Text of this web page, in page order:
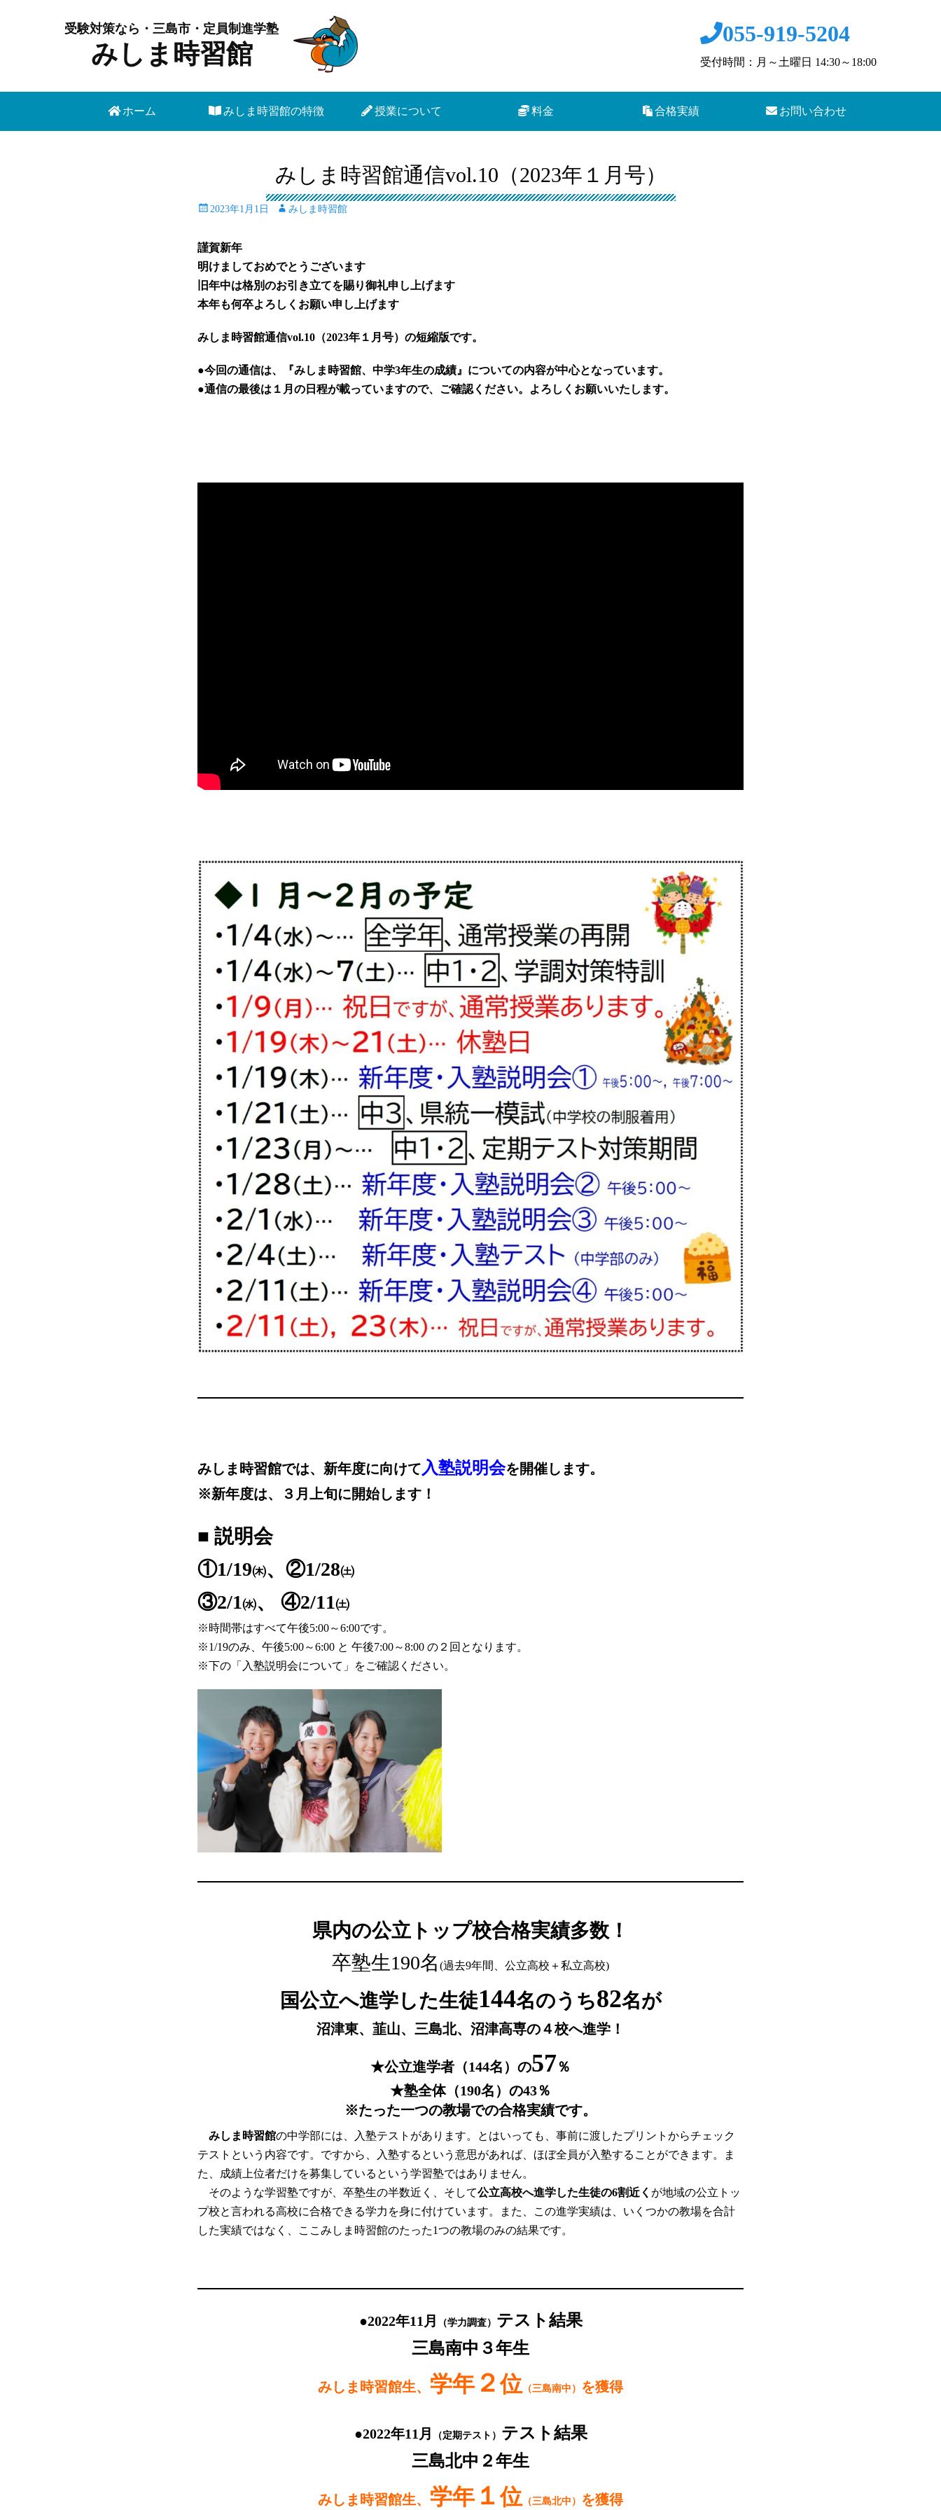
みしま時習館
受験対策なら・三島市・定員制進学塾 055-919-5204
受付時間：月～土曜日 14:30～18:00
メインメニュー
ホーム みしま時習館の特徴 授業について 料金 合格実績 お問い合わせ
みしま時習館通信vol.10（2023年１月号）
投
日
2023年1月1日
投 みしま時習館
謹賀新年
明けましておめでとうございます
旧年中は格別のお引き立てを賜り御礼申し上げます
本年も何卒よろしくお願い申し上げます
みしま時習館通信vol.10 （2023年１月号）の短縮版です。
●今回の通信は、『みしま時習館、中学3年生の成績』についての内容が中心となっています。
●通信の最後は１月の日程が載っていますので、ご確認ください。よろしくお願いいたします。
みしま 時習館では、新年度に向けて入塾説明会を開催します。
※新年度は、３月上旬に開始します！
■ 説明会
①1/19㈭、②1/28㈯
③2/1㈬、 ④2/11㈯
※時間帯はすべて午後5:00～6:00です。
※1/19のみ、午後5:00～6:00 と 午後7:00～8:00 の２回となります。
※下の「入塾説明会について」をご確認ください。
県内の公立トップ校合格実績多数！
卒塾生190名 (過去9年間、公立高校＋私立高校)
国公立へ進学した生徒144名のうち82名が
沼津東、韮山、三島北、沼津高専の４校へ進学！
★公立進学者（144名）の57％
★塾全体（190名）の43％
※たった一つの教場での合格実績です。
みしま時習館の中学部には、入塾テストがあります。とはいっても、事前に渡したプリントからチェック
テストという内容です。ですから、入塾するという意思があれば、ほぼ全員が入塾することができます。ま
た、成績上位者だけを募集しているという学習塾ではありません。
そのような学習塾ですが、卒塾生の半数近く、そして公立高校へ進学した生徒の6割近く が地域の公立トッ
プ校と言われる高校に合格できる学力を身に付けています。
また、この進学実績は、いくつかの教場を合計
した実績ではなく、ここみしま時習館のたった1つの教場のみの結果です。
●2022年11月 （学力調査） テスト結果
三島南中３年生
みしま時習館生、 学年 ２位 （三島南中） を獲得
●2022年11月 （定期テスト） テスト結果
三島北中２年生
みしま時習館生、 学年 １位 （三島北中） を獲得